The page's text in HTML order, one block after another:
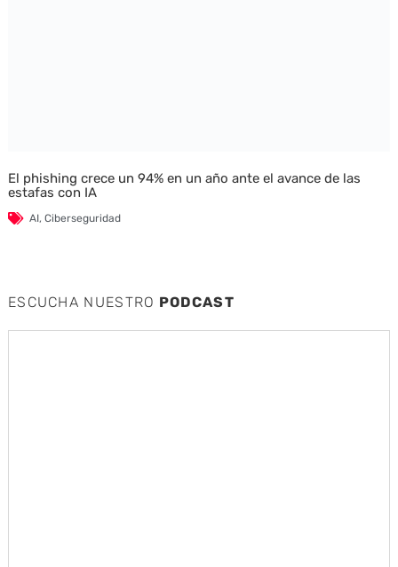
El phishing crece un 94% en un año ante el avance de las
estafas con IA
AI, Ciberseguridad
ESCUCHA NUESTRO PODCAST